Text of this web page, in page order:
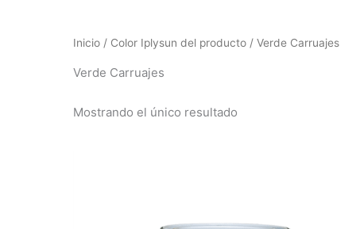
Inicio / Color Iplysun del producto / Verde Carruajes
Verde Carruajes
Mostrando el único resultado
hasta